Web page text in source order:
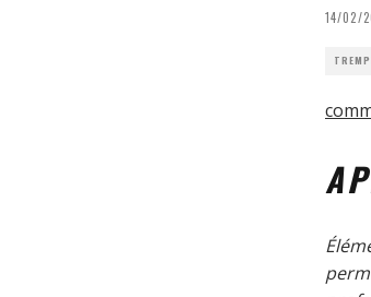
14/02/